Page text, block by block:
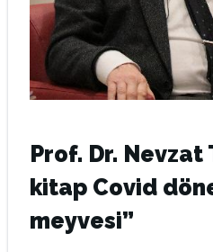
Prof. Dr. Nevzat
kitap Covid
meyvesi”